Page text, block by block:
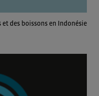
des boissons en Indonésie